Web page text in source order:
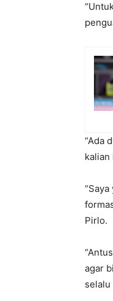
“Ada
kalian
Pirlo.
agar
selalu